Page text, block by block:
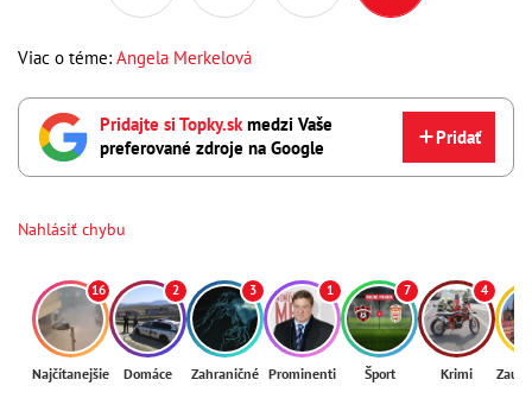
Viac o téme: Angela Merkelová
Pridajte si Topky.skmedzi Vaše
preferované zdroje na Google
Pridať
Nahlásiť chybu
16
Najčítanejšie
2
Domáce
3
Zahraničné
1
Prominenti
7
Šport
4
Krimi